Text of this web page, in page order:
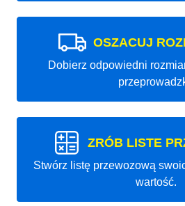
OSZACUJ
Dobierz odpowiedni
ZRÓB LISTE
Stwórz listę przewozową
wartość.